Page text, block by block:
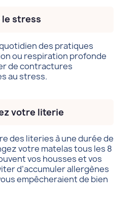
le stress
des pratiques
ou respiration profonde
de contractures
au stress.
votre literie
des literies à une durée de
votre matelas tous les 8
vos housses et vos
d’accumuler allergènes
empêcheraient de bien